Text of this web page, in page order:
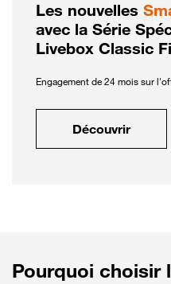
Les nouvelles
avec la Série
Livebox Classic
Engagement de 24 mois sur
Découvrir
Pourquoi choisir